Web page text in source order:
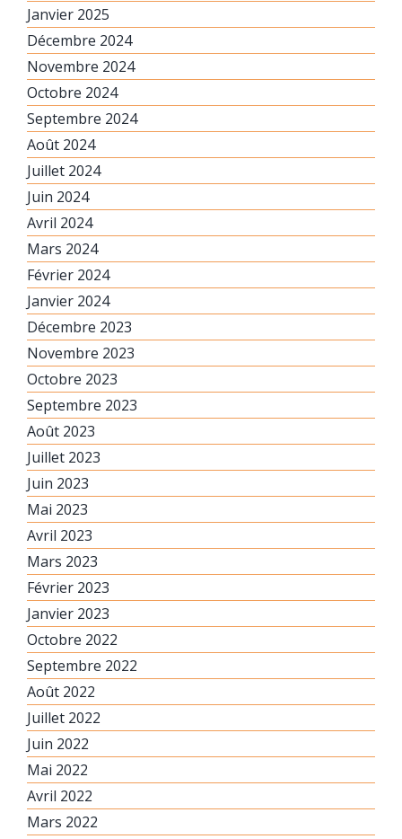
Janvier 2025
Décembre 2024
Novembre 2024
Octobre 2024
Septembre 2024
Août 2024
Juillet 2024
Juin 2024
Avril 2024
Mars 2024
Février 2024
Janvier 2024
Décembre 2023
Novembre 2023
Octobre 2023
Septembre 2023
Août 2023
Juillet 2023
Juin 2023
Mai 2023
Avril 2023
Mars 2023
Février 2023
Janvier 2023
Octobre 2022
Septembre 2022
Août 2022
Juillet 2022
Juin 2022
Mai 2022
Avril 2022
Mars 2022